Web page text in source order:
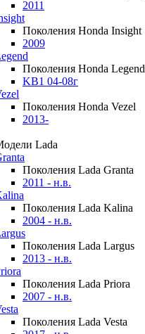
2011
Поколения Honda Insight
2009
Поколения Honda Legend
KB1 04-08г
Поколения Honda Vezel
2013-
Lada
Поколения Lada Granta
2011 - н.в.
Поколения Lada Kalina
2004 - н.в.
Поколения Lada Largus
2013 - н.в.
Поколения Lada Priora
2007 - н.в.
Поколения Lada Vesta